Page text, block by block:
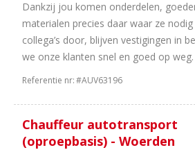
Dankzij jou komen onderdelen,
materialen precies daar waar ze
collega’s door, blijven vestigingen in
we onze klanten snel en goed op weg.
Referentie nr:#AUV63196
Chauffeur autotransport
(oproepbasis) - Woerden